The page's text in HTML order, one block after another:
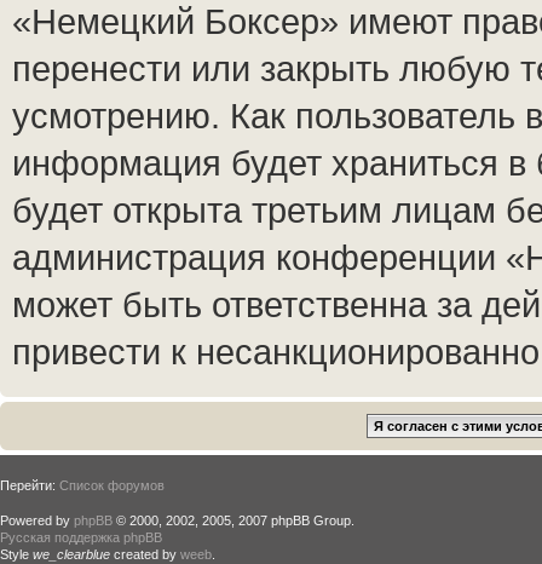
«Немецкий Боксер» имеют
перенести или закрыть любую
усмотрению. Как пользователь
информация будет храниться
будет открыта третьим лицам
администрация конференции
может быть ответственна за
привести к
Перейти: Список форумов
Powered by phpBB © 2000, 2002, 2005, 2007 phpBB Group.
Русская поддержка phpBB
Style we_clearblue created by weeb